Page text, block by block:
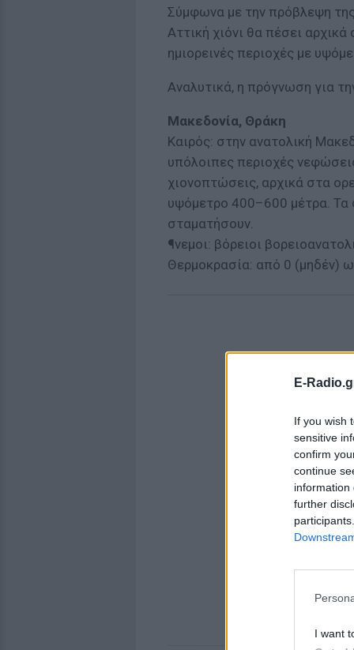
E-
If you wish
sensitive
confirm
continue
information
further
I want
Σύμφωνα με την πρόβλεψη
Αττική χιόνι θα πέσει
ημιορεινές περιοχές με
Αναλυτικά, η πρόγνωση για
Μακεδονία, Θράκη
Καιρός: στην ανατολική
υπόλοιπες περιοχές
χιονοπτώσεις, αρχικά στα
υψόμετρο 400–600 μέτρα.
σταματήσουν.
¶νεμοι: βόρειοι
Θερμοκρασία: από 0 (μηδέν)